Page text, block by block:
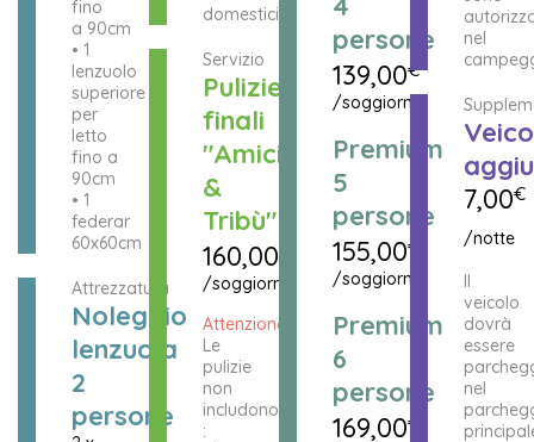
fino
a 90cm
• 1
lenzuolo
superiore
per
letto
fino a
90cm
• 1
federar
60x60cm
Attrezzatura
Noleggio
lenzuola
2
persone
domestici
Servizio
Pulizie
finali
"Amici
&
Tribù"
160,00
/soggiorno
Attenzione!
Le
pulizie
non
includono
:
persone
139,00€
/soggiorno
Premium
5
persone
155,00€
/soggiorno
Premium
6
persone
169,00€
nel
7,00€
/notte
Il
veicolo
dovrà
essere
nel